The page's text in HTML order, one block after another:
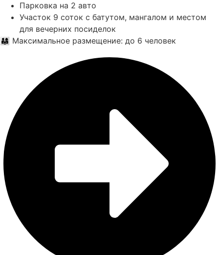
Парковка на 2 авто
Участок 9 соток с батутом, мангалом и местом
для вечерних посиделок
👨‍👩‍👧 Максимальное размещение: до 6 человек